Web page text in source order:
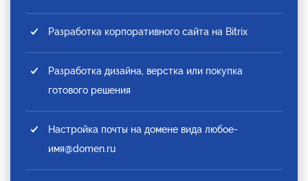
Разработка корпоративного сайта на Bitrix
Разработка дизайна, верстка или покупка
готового решения
Настройка почты на домене вида любое-
имя@domen.ru